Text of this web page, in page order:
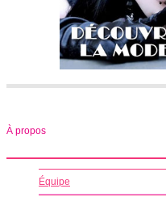
À propos
Équipe